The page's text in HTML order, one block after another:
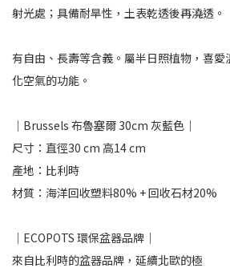
射光處；具備耐旱性，土表乾透後再澆透。
有自由、長壽等含義。屬半日照植物，喜
化空氣的功能。
｜Brussels 布魯塞爾 30cm 灰藍色｜
尺寸：直徑30 cm 高14 cm
產地：比利時
材質：海洋回收塑料80% + 回收石材20%
｜ECOPOTS 環保盆器品牌｜
來自比利時的盆器品牌，延續北歐的極